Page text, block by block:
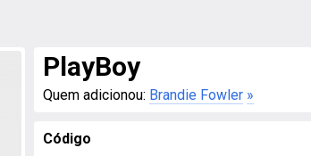
PlayBoy
Quem adicionou: Brandie Fowler »
Código